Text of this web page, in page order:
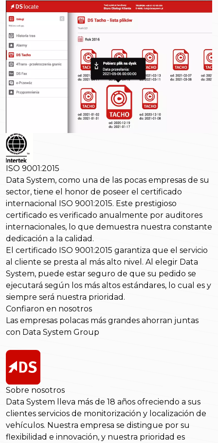
ISO 9001:2015
Data System, como una de las pocas empresas de su
sector, tiene el honor de poseer el certificado
internacional ISO 9001:2015. Este prestigioso
certificado es verificado anualmente por auditores
internacionales, lo que demuestra nuestra constante
dedicación a la calidad.
El certificado ISO 9001:2015 garantiza que el servicio
al cliente se presta al más alto nivel. Al elegir Data
System, puede estar seguro de que su pedido se
ejecutará según los más altos estándares, lo cual es y
siempre será nuestra prioridad.
Confiaron en nosotros
Las empresas polacas más grandes ahorran juntas
con Data System Group
Sobre nosotros
Data System lleva más de 18 años ofreciendo a sus
clientes servicios de monitorización y localización de
vehículos. Nuestra empresa se distingue por su
flexibilidad e innovación, y nuestra prioridad es